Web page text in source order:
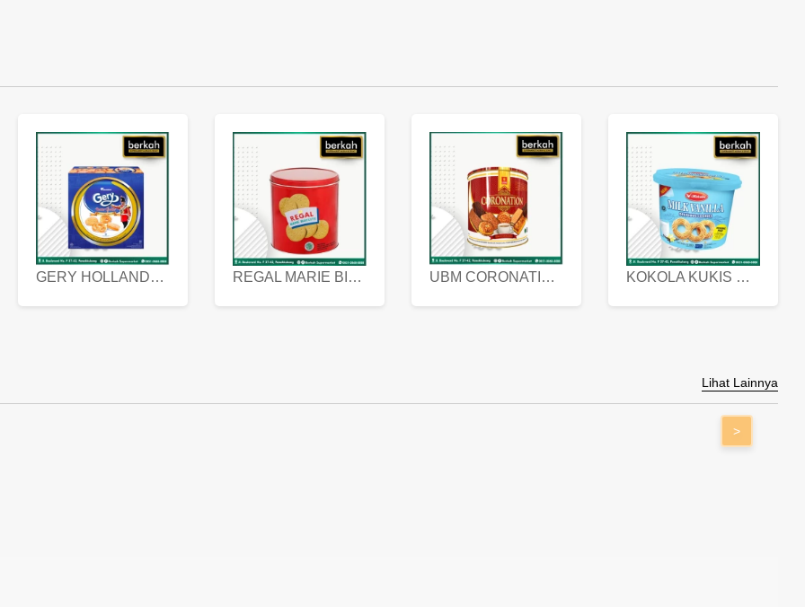
GERY HOLLANDA BUTTER COOKIES 450 GRAM REGAL MARIE BISCUIT KALENG 550 GRAM UBM CORONATION ASSORTED BISKUIT KALENG 450 GRAM KOKOLA KUKIS HYGIENIC MILK VANILLA PACK 320 GR
Lihat Lainnya
>